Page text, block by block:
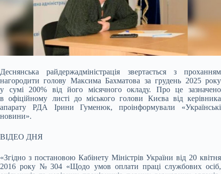
Деснянська райдержадміністрація звертається з проханням
нагородити голову Максима Бахматова за грудень 2025 року
у сумі 200% від його місячного окладу. Про це зазначено
в офіційному листі до міського голови Києва від керівника
апарату РДА Ірини Гуменюк, проінформували «Українські
новини».
ВІДЕО ДНЯ
«Згідно з постановою Кабінету Міністрів України від 20 квітня
2016 року № 304 «Щодо умов оплати праці службових осіб,